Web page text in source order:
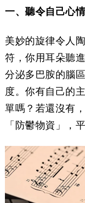
一、聽令自己心
美妙的旋律令人
符，你用耳朵聽
分泌多巴胺的腦
度。你有自己的
單嗎？若還沒有
「防鬱物資」，